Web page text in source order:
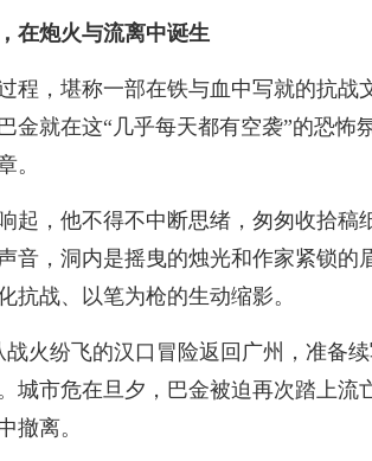
在炮火与流离中诞生
程，堪称一部在铁与血中写就的抗战
金就在这“几乎每天都有空袭”的恐怖
。
起，他不得不中断思绪，匆匆收拾稿
音，洞内是摇曳的烛光和作家紧锁的
抗战、以笔为枪的生动缩影。
火纷飞的汉口冒险返回广州，准备
城市危在旦夕，巴金被迫再次踏上流
撤离。